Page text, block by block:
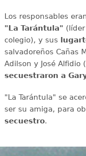
Los responsables
"La Tarántula"
colegio), y sus
salvadoreños Cañas
Adilson y José Alfidio
secuestraron a
"La Tarántula" se
ser su amiga, para
secuestro.